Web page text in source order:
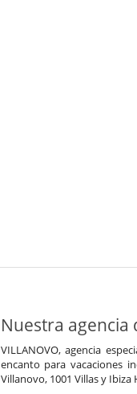
Nuestra agencia
VILLANOVO, agencia
encanto para vacaciones
Villanovo, 1001 Villas y Ibiza